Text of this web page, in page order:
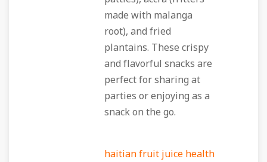
made with malanga
root), and fried
plantains. These crispy
and flavorful snacks are
perfect for sharing at
parties or enjoying as a
snack on the go.
haitian fruit juice health